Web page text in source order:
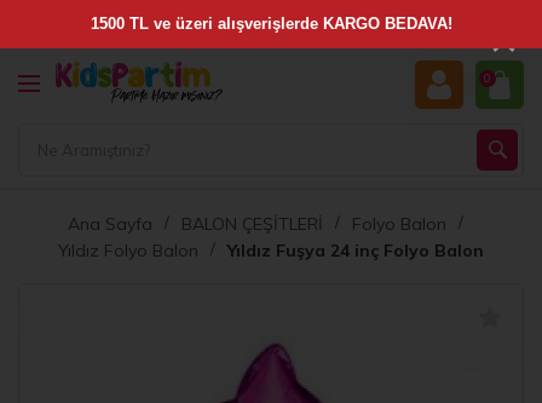
0
Ana Sayfa BALON ÇEŞİTLERİ
Folyo Balon
Yıldız Folyo Balon
Yıldız Fuşya 24 inç Folyo Balon
×